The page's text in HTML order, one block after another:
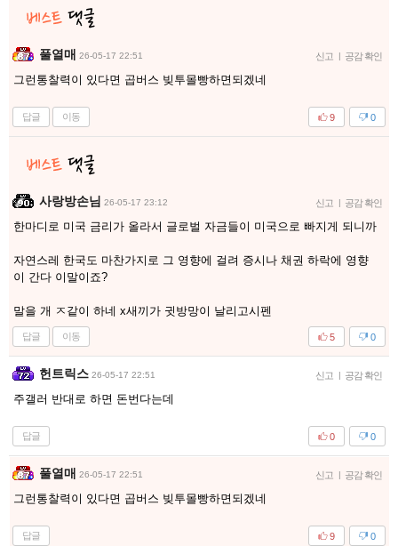
풀열매 26-05-17 22:51 신고 | 공감 확인
그런통찰력이 있다면 곱버스 빚투몰빵하면되겠네
답글 이동 0
9
사랑방손님 26-05-17 23:12 신고 | 공감 확인
한마디로 미국 금리가 올라서 글로벌 자금들이 미국으로 빠지게 되니까
자연스레 한국도 마찬가지로 그 영향에 걸려 증시나 채권 하락에 영향
이 간다 이말이죠?
말을 개 ㅈ같이 하네 x새끼가 귓방망이 날리고시펜
답글 이동 0
5
헌트릭스 26-05-17 22:51 신고 | 공감 확인
주갤러 반대로 하면 돈번다는데
답글 0
0
풀열매 26-05-17 22:51 신고 | 공감 확인
그런통찰력이 있다면 곱버스 빚투몰빵하면되겠네
답글 0
9